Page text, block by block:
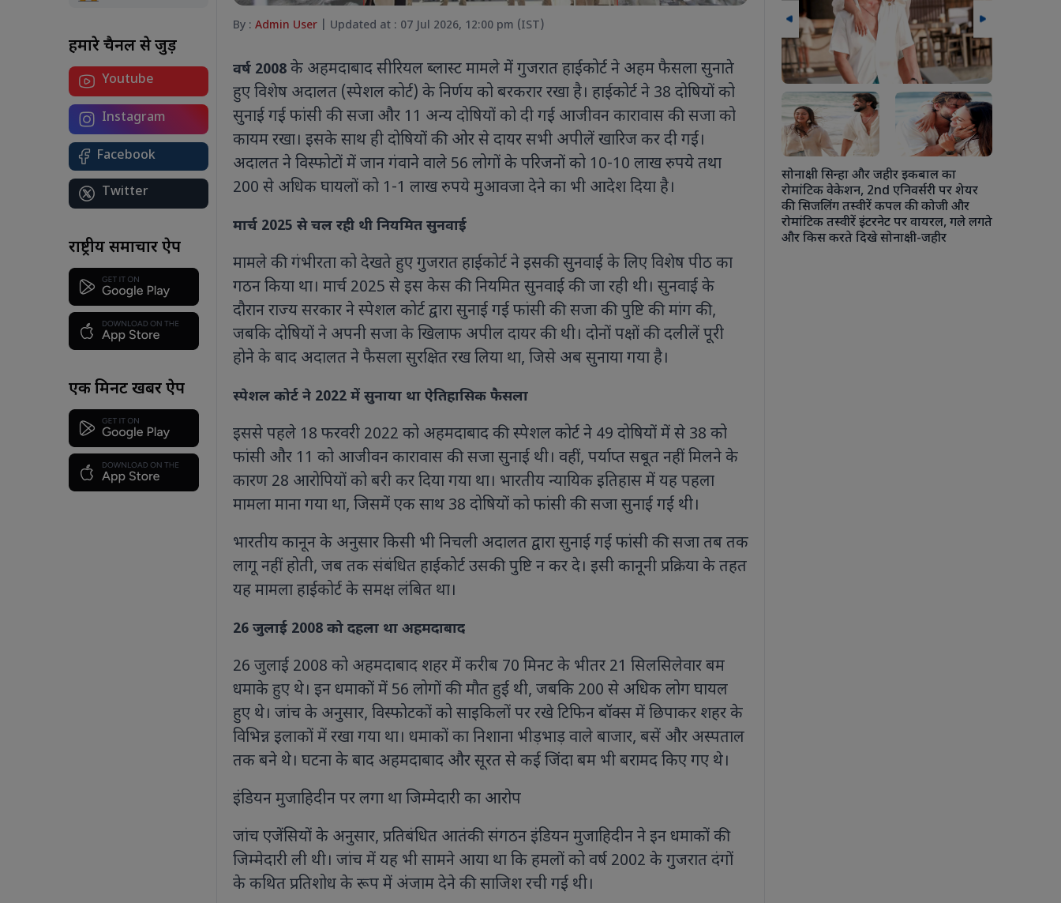
हमारे चैनल से जुड़ें
Youtube
Instagram
Facebook
Twitter
राष्ट्रीय समाचार ऐप
एक मिनट खबर ऐप
By :Admin User | Updated at : 07 Jul 2026, 12:00 pm (IST)
वर्ष 2008के अहमदाबाद सीरियल ब्लास्ट मामले में गुजरात हाईकोर्ट ने अहम फैसला सुनाते
हुए विशेष अदालत (स्पेशल कोर्ट) के निर्णय को बरकरार रखा है। हाईकोर्ट ने 38 दोषियों को
सुनाई गई फांसी की सजा और 11 अन्य दोषियों को दी गई आजीवन कारावास की सजा को
कायम रखा। इसके साथ ही दोषियों की ओर से दायर सभी अपीलें खारिज कर दी गईं।
अदालत ने विस्फोटों में जान गंवाने वाले 56 लोगों के परिजनों को 10-10 लाख रुपये तथा
200 से अधिक घायलों को 1-1 लाख रुपये मुआवजा देने का भी आदेश दिया है।
मार्च 2025 से चल रही थी नियमित सुनवाई
मामले की गंभीरता को देखते हुए गुजरात हाईकोर्ट ने इसकी सुनवाई के लिए विशेष पीठ का
गठन किया था। मार्च 2025 से इस केस की नियमित सुनवाई की जा रही थी। सुनवाई के
दौरान राज्य सरकार ने स्पेशल कोर्ट द्वारा सुनाई गई फांसी की सजा की पुष्टि की मांग की,
जबकि दोषियों ने अपनी सजा के खिलाफ अपील दायर की थी। दोनों पक्षों की दलीलें पूरी
होने के बाद अदालत ने फैसला सुरक्षित रख लिया था, जिसे अब सुनाया गया है।
स्पेशल कोर्ट ने 2022 में सुनाया था ऐतिहासिक फैसला
इससे पहले 18 फरवरी 2022 को अहमदाबाद की स्पेशल कोर्ट ने 49 दोषियों में से 38 को
फांसी और 11 को आजीवन कारावास की सजा सुनाई थी। वहीं, पर्याप्त सबूत नहीं मिलने के
कारण 28 आरोपियों को बरी कर दिया गया था। भारतीय न्यायिक इतिहास में यह पहला
मामला माना गया था, जिसमें एक साथ 38 दोषियों को फांसी की सजा सुनाई गई थी।
भारतीय कानून के अनुसार किसी भी निचली अदालत द्वारा सुनाई गई फांसी की सजा तब तक
लागू नहीं होती, जब तक संबंधित हाईकोर्ट उसकी पुष्टि न कर दे। इसी कानूनी प्रक्रिया के तहत
यह मामला हाईकोर्ट के समक्ष लंबित था।
26 जुलाई 2008 को दहला था अहमदाबाद
26 जुलाई 2008 को अहमदाबाद शहर में करीब 70 मिनट के भीतर 21 सिलसिलेवार बम
धमाके हुए थे। इन धमाकों में 56 लोगों की मौत हुई थी, जबकि 200 से अधिक लोग घायल
हुए थे। जांच के अनुसार, विस्फोटकों को साइकिलों पर रखे टिफिन बॉक्स में छिपाकर शहर के
विभिन्न इलाकों में रखा गया था। धमाकों का निशाना भीड़भाड़ वाले बाजार, बसें और अस्पताल
तक बने थे। घटना के बाद अहमदाबाद और सूरत से कई जिंदा बम भी बरामद किए गए थे।
इंडियन मुजाहिदीन पर लगा था जिम्मेदारी का आरोप
जांच एजेंसियों के अनुसार, प्रतिबंधित आतंकी संगठन इंडियन मुजाहिदीन ने इन धमाकों की
जिम्मेदारी ली थी। जांच में यह भी सामने आया था कि हमलों को वर्ष 2002 के गुजरात दंगों
के कथित प्रतिशोध के रूप में अंजाम देने की साजिश रची गई थी।
योग सिर्फ एक दिन नहीं, जीवन का मंत्र है:
कोलकाता से पीएम मोदी का देश को संदेश
अंतरराष्ट्रीय योग दिवस 2026 पर पीएम मोदी
ने कोलकाता में किया योगाभ्यास, कहा-
स्वस्थ और संतुलित जीवन के लिए योग को
बनाएं दैनिक आदत।
शाही अंदाज, हेनरी कैविल संग तस्वीरों ने
बटोरी सुर्खियां ऑफ-व्हाइट एलिगेंट
आउटफिट, विंटेज हैट और क्लासिक
एक्सेसरीज के साथ सारा अली खान ने सबका
ध्यान खींचा
एवियन में आयोजित जी7 सम्मेलन के दौरान
विश्व नेताओं के साथ हुई अहम मुलाकात मानव
कल्याण और वैश्विक सहयोग को बढ़ावा देने
पर बनी सहमति।
सोनाक्षी सिन्हा और जहीर इकबाल का
रोमांटिक वेकेशन, 2nd एनिवर्सरी पर शेयर
की सिजलिंग तस्वीरें कपल की कोजी और
रोमांटिक तस्वीरें इंटरनेट पर वायरल, गले लगते
और किस करते दिखे सोनाक्षी-जहीर